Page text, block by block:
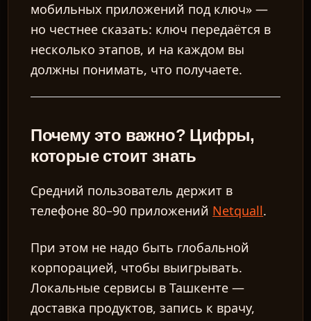
мобильных приложений под ключ» —
но честнее сказать: ключ передаётся в
несколько этапов, и на каждом вы
должны понимать, что получаете.
Почему это важно? Цифры,
которые стоит знать
Средний пользователь держит в
телефоне 80–90 приложений Netquall.
При этом не надо быть глобальной
корпорацией, чтобы выигрывать.
Локальные сервисы в Ташкенте —
доставка продуктов, запись к врачу,